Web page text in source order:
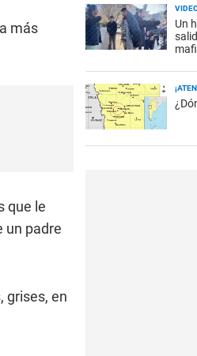
más
que le
un padre
grises, en
Un